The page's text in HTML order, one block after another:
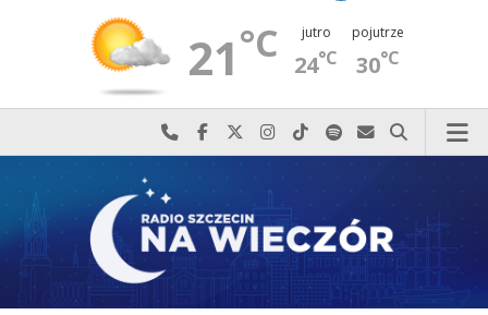
21°C jutro
24°C
pojutrze
30°C
Najlepiej po prostu do nas zadzwoń
Odwiedź nas na Facebook-u
Odwiedź nas na X
Odwiedź nas na Instagram-ie
Odwiedź nas na TikTok-u
Szukaj nas na Spotify
Wyślij do nas
Szukaj